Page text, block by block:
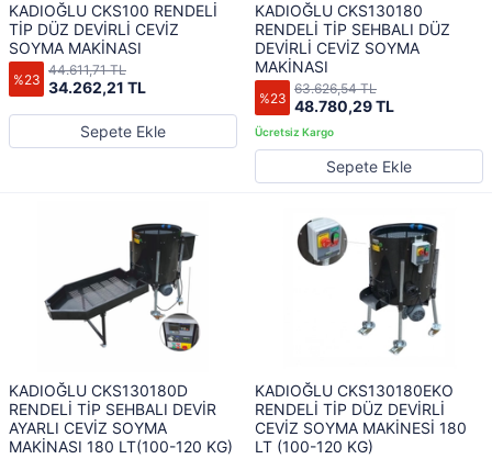
KADIOĞLU CKS100 RENDELİ
TİP DÜZ DEVİRLİ CEVİZ
SOYMA MAKİNASI
%23 34.262,21 TL
44.611,71 TL
Sepete Ekle
KADIOĞLU CKS130180
RENDELİ TİP SEHBALI DÜZ
DEVİRLİ CEVİZ SOYMA
MAKİNASI
%23 48.780,29 TL
63.626,54 TL
Sepete Ekle
KADIOĞLU CKS130180D
RENDELİ TİP SEHBALI DEVİR
AYARLI CEVİZ SOYMA
MAKİNASI 180 LT(100-120 KG)
KADIOĞLU CKS130180EKO
RENDELİ TİP DÜZ DEVİRLİ
CEVİZ SOYMA MAKİNESİ 180
LT (100-120 KG)